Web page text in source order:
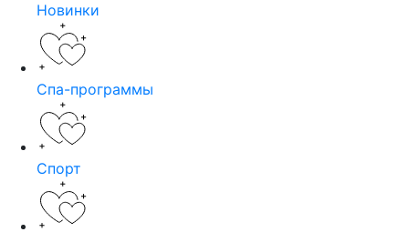
Новинки
Спа-программы
Спорт